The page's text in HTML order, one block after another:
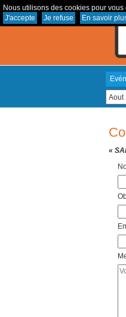
Nous utilisons des cookies pour
J'accepte
Je refuse En savoir
«